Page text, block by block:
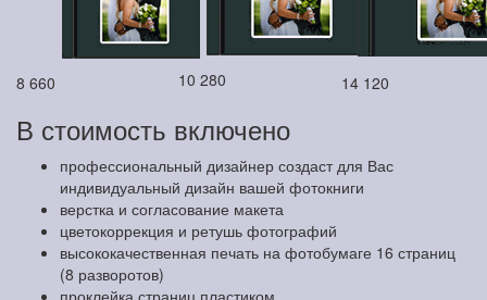
8 660 10 280 14 120
В стоимость включено
профессиональный дизайнер создаст для Вас
индивидуальный дизайн вашей фотокниги
верстка и согласование макета
цветокоррекция и ретушь фотографий
высококачественная печать на фотобумаге 16 страниц
(8 разворотов)